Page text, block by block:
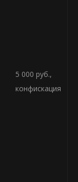
5 000 руб.,
конфискация